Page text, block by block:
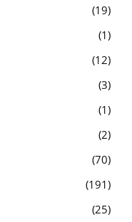
19
1
12
3
1
2
70
191
25